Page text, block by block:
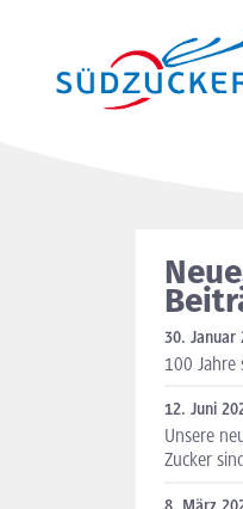
100 Jahre
30. Januar
Unsere
Zucker
12. Juni